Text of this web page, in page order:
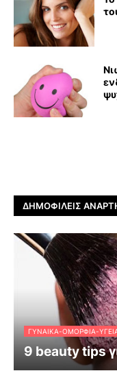
ΔΗΜΟΦΙΛΕΊΣ
ΓΥΝΑΊΚΑ-ΟΜΟΡΦΙΆ-
9 beauty tips